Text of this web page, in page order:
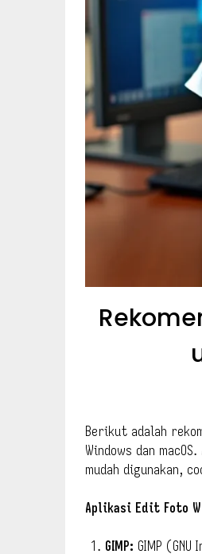
Berikut adalah
Windows dan
mudah digunakan,
Aplikasi Edit Foto
GIMP: GIMP